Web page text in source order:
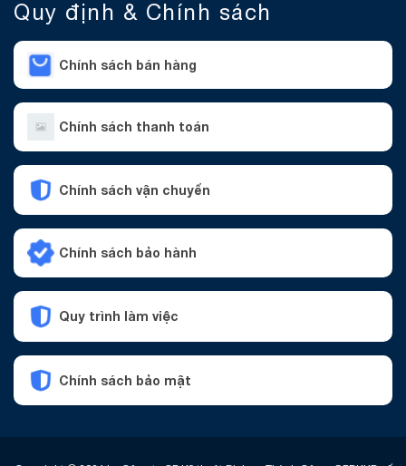
Quy định & Chính sách
Chính sách bán hàng
Chính sách thanh toán
Chính sách vận chuyển
Chính sách bảo hành
Quy trình làm việc
Chính sách bảo mật